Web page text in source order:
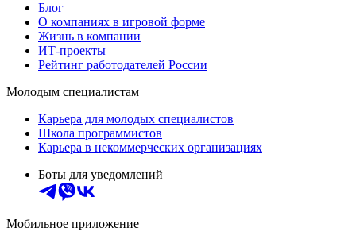
Блог
О компаниях в игровой форме
Жизнь в компании
ИТ-проекты
Рейтинг работодателей России
Молодым специалистам
Карьера для молодых специалистов
Школа программистов
Карьера в некоммерческих организациях
Боты для уведомлений
Мобильное приложение